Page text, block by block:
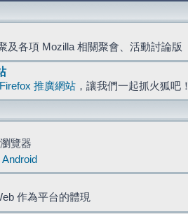
及各項 Mozilla 相關聚會、活動討論版
推廣網站 ，讓我們一起抓火狐吧！
覽器
作為平台的體現